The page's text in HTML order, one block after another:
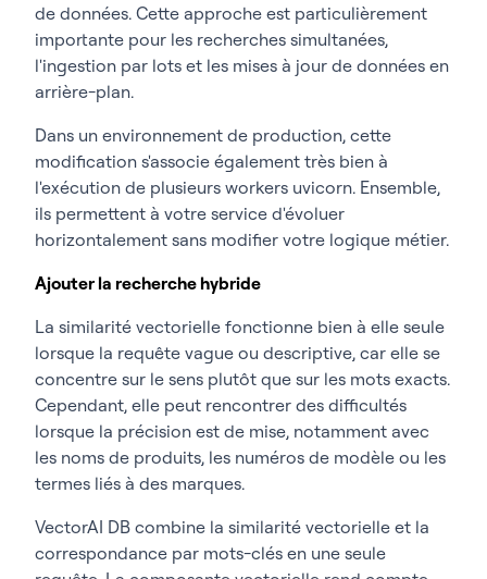
de données. Cette approche est particulièrement
importante pour les recherches simultanées,
l'ingestion par lots et les mises à jour de données en
arrière-plan.
Dans un environnement de production, cette
modification s'associe également très bien à
l'exécution de plusieurs workers uvicorn. Ensemble,
ils permettent à votre service d'évoluer
horizontalement sans modifier votre logique métier.
Ajouter la recherche hybride
La similarité vectorielle fonctionne bien à elle seule
lorsque la requête vague ou descriptive, car elle se
concentre sur le sens plutôt que sur les mots exacts.
Cependant, elle peut rencontrer des difficultés
lorsque la précision est de mise, notamment avec
les noms de produits, les numéros de modèle ou les
termes liés à des marques.
VectorAI DB combine la similarité vectorielle et la
correspondance par mots-clés en une seule